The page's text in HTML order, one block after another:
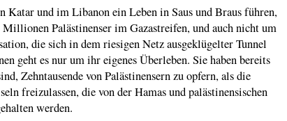
Katar und im Libanon ein Leben in Saus und Braus führen,
Palästinenser im Gazastreifen, und auch nicht um
die sich in dem riesigen Netz ausgeklügelter Tunnel
geht es nur um ihr eigenes Überleben. Sie haben bereits
Zehntausende von Palästinensern zu opfern, als die
freizulassen, die von der Hamas und palästinensischen
werden.